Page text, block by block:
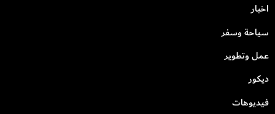
اخبار
سياحة وسفر
عمل وتطوير
ديكور
فيديوهات